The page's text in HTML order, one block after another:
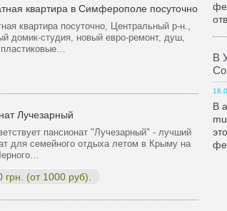
квартира в Симферополе посуточно
квартира посуточно, Центральный р-н.,
домик-студия, новый евро-ремонт, душ,
Лучезарный
пансионат "Лучезарный" - лучший
для семейного отдыха летом в Крыму на
грн. (от 1000 руб).
В
В